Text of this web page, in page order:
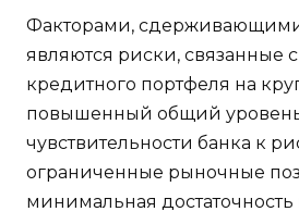
Факторами,
являются риски, связанные
кредитного портфеля на
повышенный общий
чувствительности банка к
ограниченные рыночные
минимальная достаточность